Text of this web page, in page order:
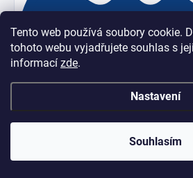
Tento web používá soubory cookie.
tohoto webu vyjadřujete souhlas s
informací zde.
Nastavení
Souhlasím